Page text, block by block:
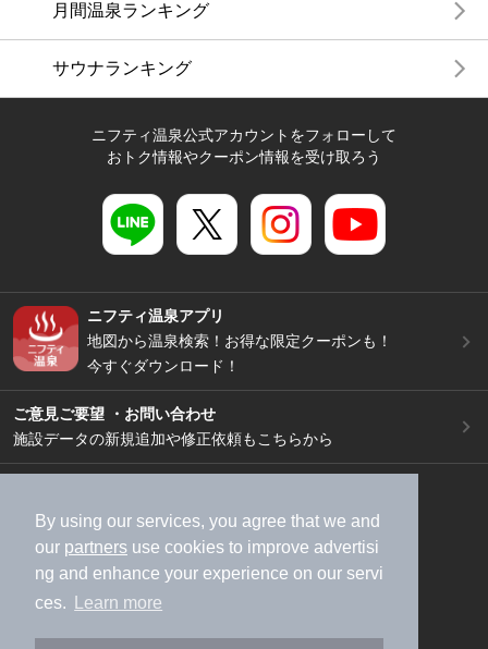
By using our services, you agree that we and
our partners use cookies to improve advertisi
ng and enhance your experience on our servi
ces.
Learn more
月間温泉ランキング
サウナランキング
ニフティ温泉公式アカウントをフォローして
おトク情報やクーポン情報を受け取ろう
ニフティ温泉アプリ
地図から温泉検索！お得な限定クーポンも！
今すぐダウンロード！
ご意見ご要望 ・お問い合わせ
施設データの新規追加や修正依頼もこちらから
加盟店募集（資料請求）
広告出稿のご案内
利用規約
ライフスタイルMEMBERS+規約
特定商取引法に基づく表記
ヘルプ
採用情報
運営会社